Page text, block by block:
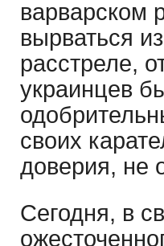
варварском
вырваться
расстреле,
украинцев
своих
доверия, не
Сегодня, в